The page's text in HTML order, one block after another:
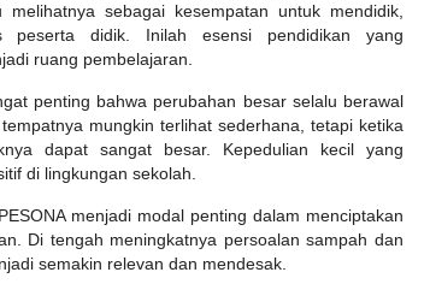
sebagai kesempatan untuk mendidik,
peserta didik. Inilah esensi pendidikan yang
ruang pembelajaran.
penting bahwa perubahan besar selalu berawal
mungkin terlihat sederhana, tetapi ketika
dapat sangat besar. Kepedulian kecil yang
di lingkungan sekolah.
menjadi modal penting dalam menciptakan
Di tengah meningkatnya persoalan sampah dan
semakin relevan dan mendesak.